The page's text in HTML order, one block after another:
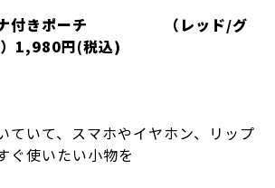
ナ付きポーチ （レッド/グ
1,980円(税込)
ていて、スマホやイヤホン、リップ
ぐ使いたい小物を